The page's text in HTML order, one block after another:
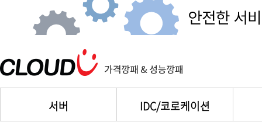
서버 IDC/코로케이션